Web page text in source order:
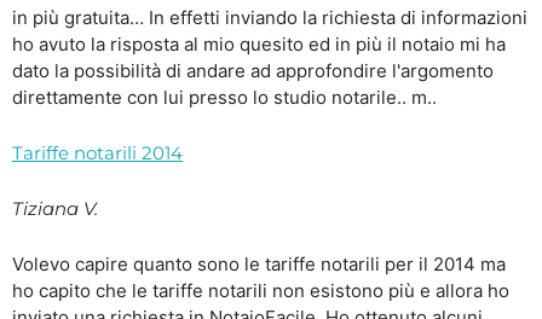
in più gratuita… In effetti inviando la richiesta di informazioni
ho avuto la risposta al mio quesito ed in più il notaio mi ha
dato la possibilità di andare ad approfondire l'argomento
direttamente con lui presso lo studio notarile.. m..
Tariffe notarili 2014
Tiziana V.
Volevo capire quanto sono le tariffe notarili per il 2014 ma
ho capito che le tariffe notarili non esistono più e allora ho